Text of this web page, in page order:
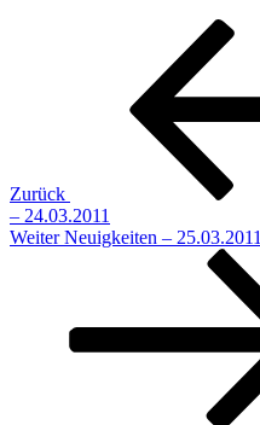
Beitragsnavigation
Zurück
– 24.03.2011
Nächster
Weiter Neuigkeiten – 25.03.2011